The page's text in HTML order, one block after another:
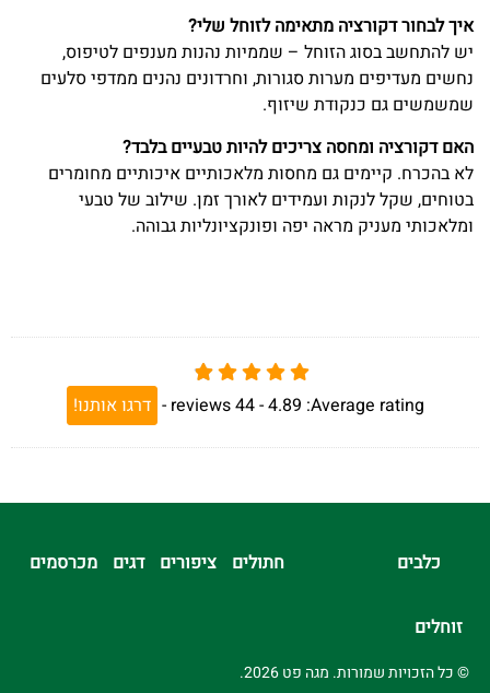
איך לבחור דקורציה מתאימה לזוחל שלי?
יש להתחשב בסוג הזוחל – שממיות נהנות מענפים לטיפוס,
נחשים מעדיפים מערות סגורות, וחרדונים נהנים ממדפי סלעים
שמשמשים גם כנקודת שיזוף.
האם דקורציה ומחסה צריכים להיות טבעיים בלבד?
לא בהכרח. קיימים גם מחסות מלאכותיים איכותיים מחומרים
בטוחים, שקל לנקות ועמידים לאורך זמן. שילוב של טבעי
ומלאכותי מעניק מראה יפה ופונקציונליות גבוהה.
Average rating:
4.89 -
44
reviews
- דרגו אותנו!
כלבים חתולים ציפורים דגים מכרסמים
זוחלים
© כל הזכויות שמורות. מגה פט 2026.